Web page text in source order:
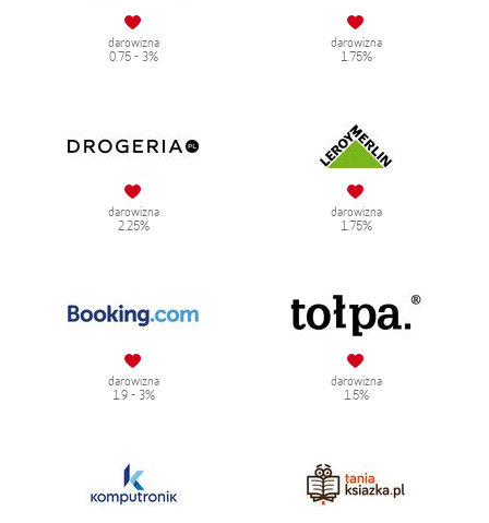
darowizna
0.75 - 3%
darowizna
1.75%
darowizna
2.25%
darowizna
1.75%
darowizna
1.9 - 3%
darowizna
1.5%